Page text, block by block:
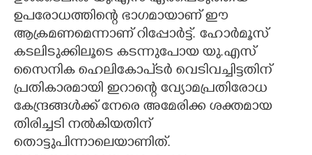
ഉപരോധത്തിന്റെ ഭാഗമായാണ് ഈ
ആക്രമണമെന്നാണ് റിപ്പോർട്ട്. ഹോർമൂസ്
കടലിടുക്കിലൂടെ കടന്നുപോയ യു.എസ്
സൈനിക ഹെലികോപ്ടർ വെടിവച്ചിട്ടതിന്
പ്രതികാരമായി ഇറാന്റെ വ്യോമപ്രതിരോധ
കേന്ദ്രങ്ങൾക്ക് നേരെ അമേരിക്ക ശക്തമായ
തിരിച്ചടി നൽകിയതിന്
തൊട്ടുപിന്നാലെയാണിത്.